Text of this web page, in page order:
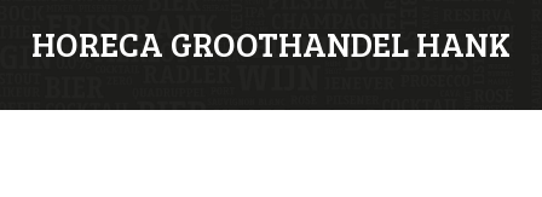
HORECA GROOTHANDEL HANK